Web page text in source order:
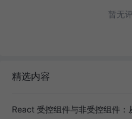
暂无
精选内容
React 受控组件与非受控组件